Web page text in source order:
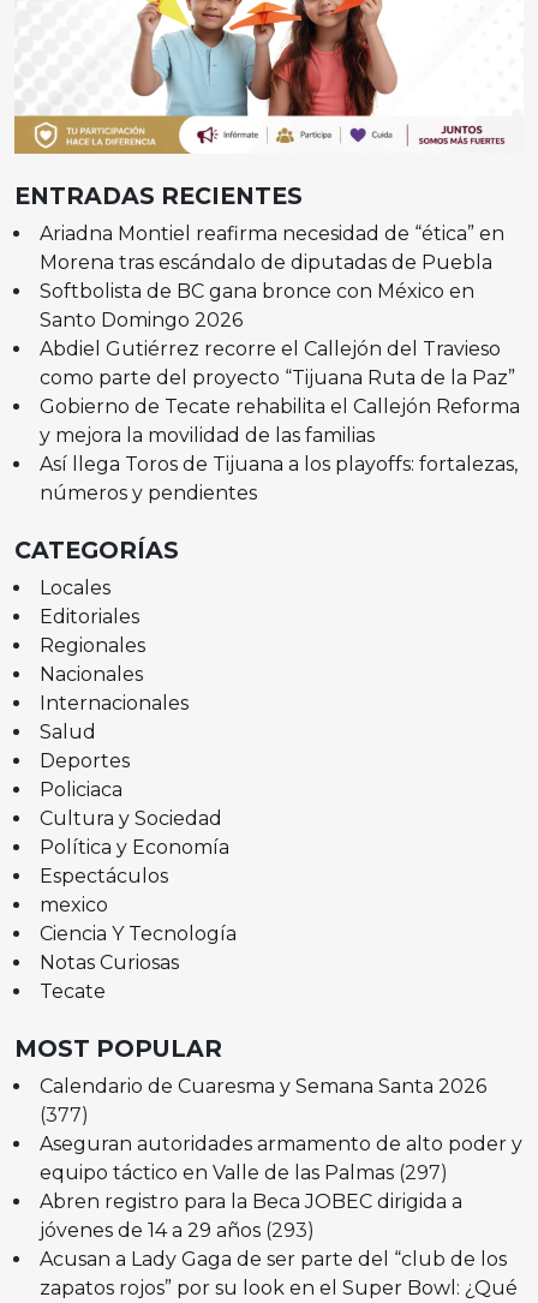
ENTRADAS RECIENTES
Ariadna Montiel reafirma necesidad de “ética” en
Morena tras escándalo de diputadas de Puebla
Softbolista de BC gana bronce con México en
Santo Domingo 2026
Abdiel Gutiérrez recorre el Callejón del Travieso
como parte del proyecto “Tijuana Ruta de la Paz”
Gobierno de Tecate rehabilita el Callejón Reforma
y mejora la movilidad de las familias
Así llega Toros de Tijuana a los playoffs: fortalezas,
números y pendientes
CATEGORÍAS
Locales
Editoriales
Regionales
Nacionales
Internacionales
Salud
Deportes
Policiaca
Cultura y Sociedad
Política y Economía
Espectáculos
mexico
Ciencia Y Tecnología
Notas Curiosas
Tecate
MOST POPULAR
Calendario de Cuaresma y Semana Santa 2026
(377)
Aseguran autoridades armamento de alto poder y
equipo táctico en Valle de las Palmas (297)
Abren registro para la Beca JOBEC dirigida a
jóvenes de 14 a 29 años (293)
Acusan a Lady Gaga de ser parte del “club de los
zapatos rojos” por su look en el Super Bowl: ¿Qué